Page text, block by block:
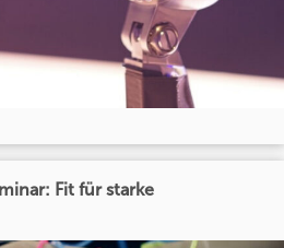
Fit für starke